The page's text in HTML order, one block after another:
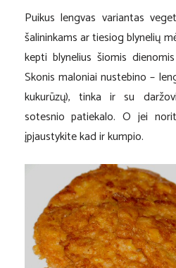
Puikus lengvas variantas
šalininkams ar tiesiog blynelių
kepti blynelius šiomis
Skonis maloniai nustebino –
kukurūzų), tinka ir su
sotesnio patiekalo. O jei
įpjaustykite kad ir kumpio.